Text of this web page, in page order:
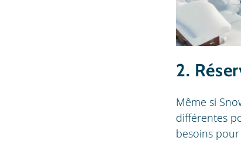
2.
Même si
différentes
besoins pour